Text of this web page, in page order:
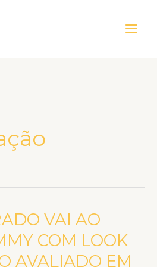
Menu
VAI AO
COM LOOK
AVALIADO EM